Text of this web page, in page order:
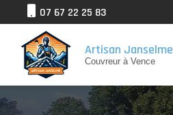
au
contenu
principal
07 67 22 25 83
Artisan Janselme
Couvreur à Vence